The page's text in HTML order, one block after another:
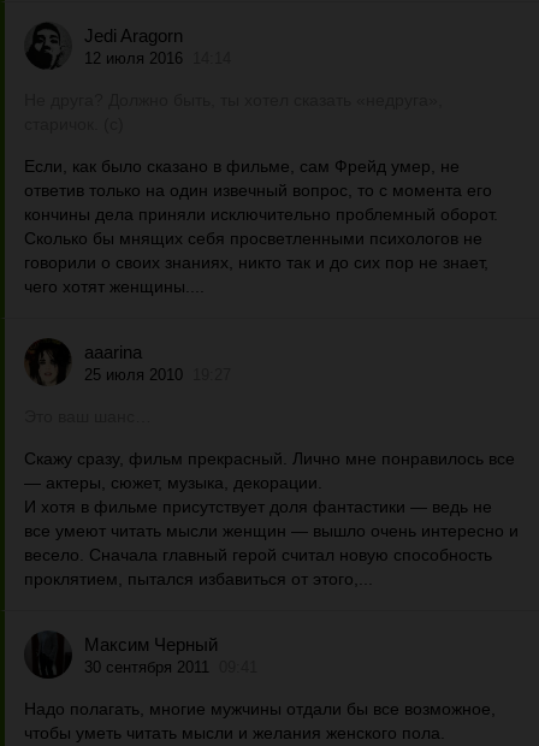
Jedi Aragorn
12 июля 2016
Если, как было сказано в фильме, сам Фрейд умер, не
ответив только на один извечный вопрос, то с момента его
кончины дела приняли исключительно проблемный оборот.
Сколько бы мнящих себя просветленными психологов не
говорили о своих знаниях, никто так и до сих пор не знает,
чего хотят женщины....
aaarina
25 июля 2010
Скажу сразу, фильм прекрасный. Лично мне понравилось все
— актеры, сюжет, музыка, декорации.
И хотя в фильме присутствует доля фантастики — ведь не
все умеют читать мысли женщин — вышло очень интересно и
весело. Сначала главный герой считал новую способность
проклятием, пытался избавиться от этого,...
Максим Черный
30 сентября 2011
Надо полагать, многие мужчины отдали бы все возможное,
чтобы уметь читать мысли и желания женского пола.